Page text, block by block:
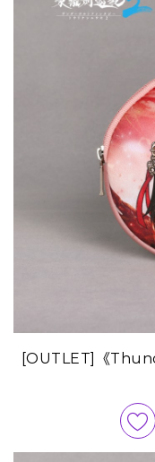
[OUTLET]《
Q